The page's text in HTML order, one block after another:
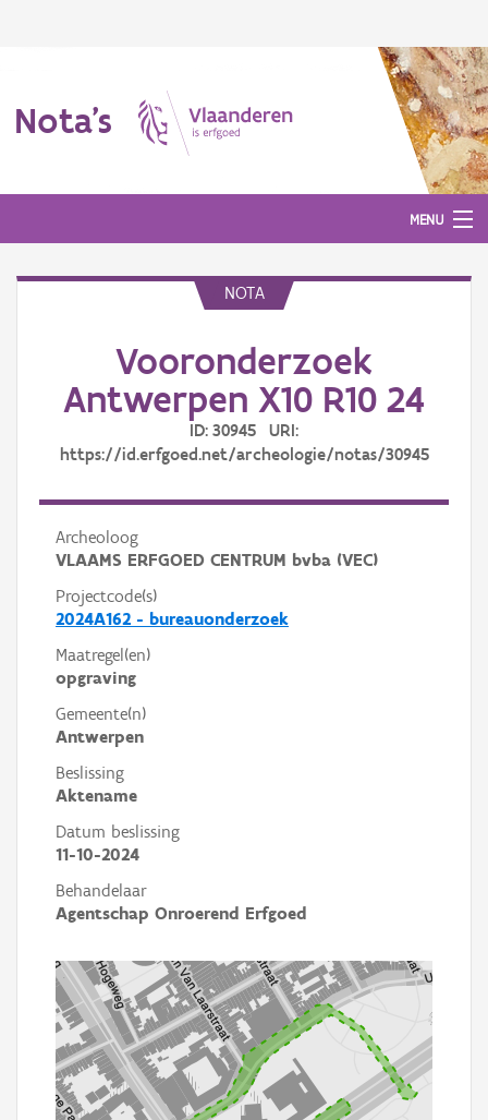
Nota's
MENU
NOTA
Vooronderzoek
Antwerpen X10 R10 24
ID: 30945 URI:
https://id.erfgoed.net/archeologie/notas/30945
Archeoloog
VLAAMS ERFGOED CENTRUM bvba (VEC)
Projectcode(s)
2024A162 - bureauonderzoek
Maatregel(en)
opgraving
Gemeente(n)
Antwerpen
Beslissing
Aktename
Datum beslissing
11-10-2024
Behandelaar
Agentschap Onroerend Erfgoed